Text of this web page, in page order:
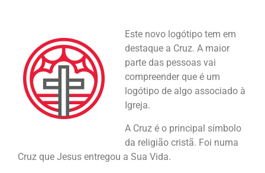
Este novo logótipo tem em
destaque a Cruz. A maior
parte das pessoas vai
compreender que é um
logótipo de algo associado à
Igreja.
A Cruz é o principal símbolo
da religião cristã. Foi numa
Cruz que Jesus entregou a Sua Vida.